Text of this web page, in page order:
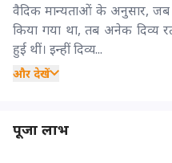
वैदिक मान्यताओं के अनुसार, जब
किया गया था, तब अनेक दिव्य
हुई थीं। इन्हीं दिव्य...
और देखें
पूजा लाभ